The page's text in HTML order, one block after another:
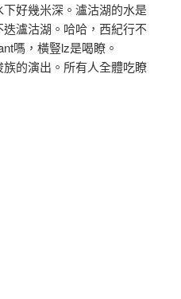
好幾米深。瀘沽湖的水是
瀘沽湖。哈哈，西紀行不
嗎，橫豎lz是喝瞭。
的演出。所有人全體吃瞭